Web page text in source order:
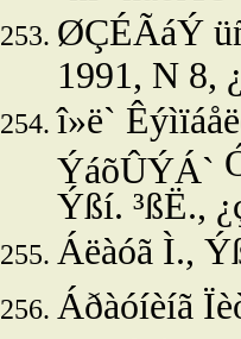
ØÇÉÃáÝ
1991, N 8,
î»ë`
ÝáõÛÝÁ`
Ýßí. ³ßË.,
Áëàóã Ì.,
Áðàóíèíã